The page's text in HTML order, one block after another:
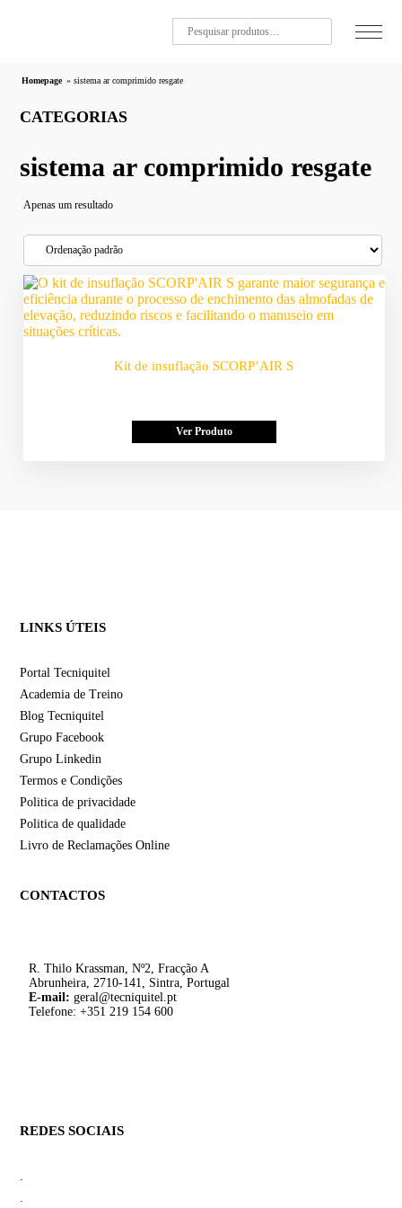
Homepage »sistema ar comprimido resgate
CATEGORIAS
sistema ar comprimido resgate
Apenas um resultado
Kit de insuflação SCORP’AIR S
Ver Produto
LINKS ÚTEIS
Portal Tecniquitel
Academia de Treino
Blog Tecniquitel
Grupo Facebook
Grupo Linkedin
Termos e Condições
Politica de privacidade
Politica de qualidade
Livro de Reclamações Online
CONTACTOS
R. Thilo Krassman, Nº2, Fracção A
Abrunheira, 2710-141, Sintra, Portugal
E-mail: geral@tecniquitel.pt
Telefone: +351 219 154 600
REDES SOCIAIS
.
.